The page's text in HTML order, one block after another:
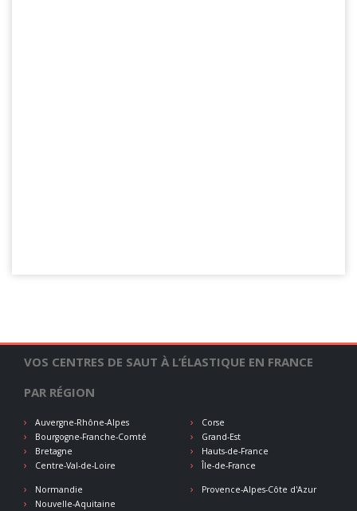
VOS CENTRES DE SAUT À L’ÉLASTIQUE EN FRANCE
PAR RÉGION
Auvergne-Rhône-Alpes
Bourgogne-Franche-Comté
Bretagne
Centre-Val-de-Loire
Corse
Grand-Est
Hauts-de-France
Île-de-France
Normandie
Nouvelle-Aquitaine
Provence-Alpes-Côte d'Azur